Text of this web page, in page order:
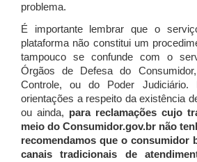
problema.
É importante lembrar que o
plataforma não constitui um
tampouco se confunde com o
Órgãos de Defesa do
Controle, ou do Poder Judiciário.
orientações a respeito da existência
ou ainda, para reclamações cujo
meio do Consumidor.gov.br não
recomendamos que o consumidor
canais tradicionais de